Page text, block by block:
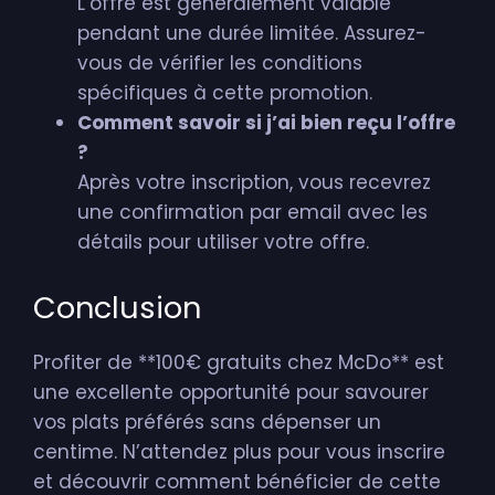
pendant une durée limitée. Assurez-
vous de vérifier les conditions
spécifiques à cette promotion.
Comment savoir si j’ai bien reçu l’offre
?
Après votre inscription, vous recevrez
une confirmation par email avec les
détails pour utiliser votre offre.
Conclusion
Profiter de **100€ gratuits chez McDo** est
une excellente opportunité pour savourer
vos plats préférés sans dépenser un
centime. N’attendez plus pour vous inscrire
et découvrir comment bénéficier de cette